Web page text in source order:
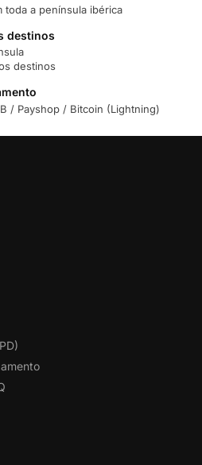
toda a península ibérica
destinos
destinos
/ Payshop / Bitcoin (Lightning)